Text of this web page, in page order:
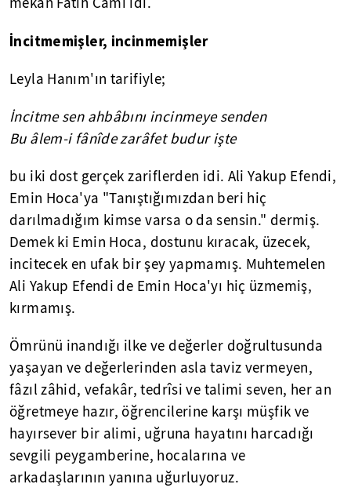
İncitmemişler, incinmemişler
Leyla Hanım'ın tarifiyle;
İncitme sen ahbâbını incinmeye senden
Bu âlem-i fânîde zarâfet budur işte
bu iki dost gerçek zariflerden idi. Ali Yakup Efendi,
Emin Hoca'ya "Tanıştığımızdan beri hiç
darılmadığım kimse varsa o da sensin." dermiş.
Demek ki Emin Hoca, dostunu kıracak, üzecek,
incitecek en ufak bir şey yapmamış. Muhtemelen
Ali Yakup Efendi de Emin Hoca'yı hiç üzmemiş,
kırmamış.
Ömrünü inandığı ilke ve değerler doğrultusunda
yaşayan ve değerlerinden asla taviz vermeyen,
fâzıl zâhid, vefakâr, tedrîsi ve talimi seven, her an
öğretmeye hazır, öğrencilerine karşı müşfik ve
hayırsever bir alimi, uğruna hayatını harcadığı
sevgili peygamberine, hocalarına ve
arkadaşlarının yanına uğurluyoruz.